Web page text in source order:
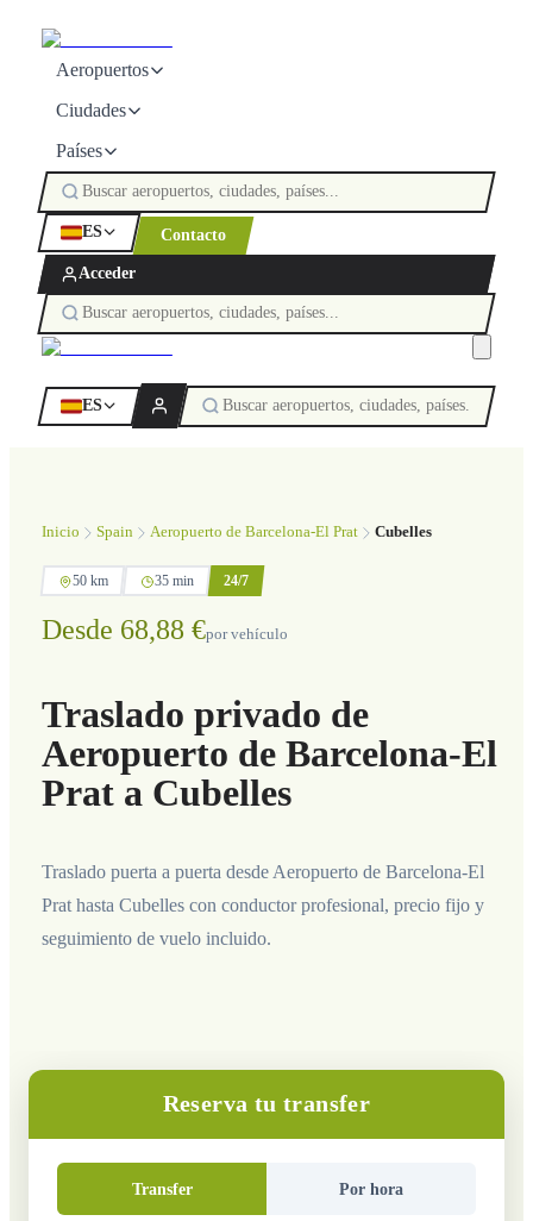
Aeropuertos
Ciudades
Países
ES Contacto
Acceder
ES
Inicio Spain Aeropuerto de Barcelona-El Prat Cubelles
50 km 35 min 24/7
Desde 68,88 €por vehículo
Traslado privado de
Aeropuerto de Barcelona-El
Prat a Cubelles
Traslado puerta a puerta desde Aeropuerto de Barcelona-El
Prat hasta Cubelles con conductor profesional, precio fijo y
seguimiento de vuelo incluido.
Reserva tu transfer
Transfer Por hora